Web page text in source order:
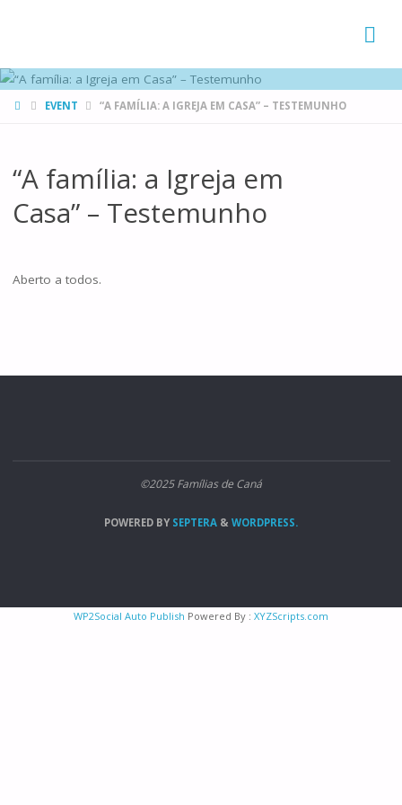
HOMEEVENT “A FAMÍLIA: A IGREJA EM CASA” – TESTEMUNHO
“A família: a Igreja em
Casa” – Testemunho
Aberto a todos.
©2025 Famílias de Caná
POWERED BYSEPTERA & WORDPRESS.
WP2Social Auto Publish Powered By : XYZScripts.com